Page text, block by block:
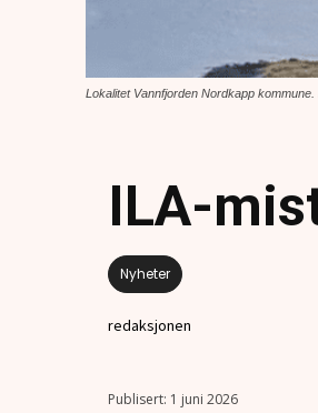
Lokalitet Vannfjorden Nordkapp
ILA-
Nyheter
redaksjonen
1 juni 2026